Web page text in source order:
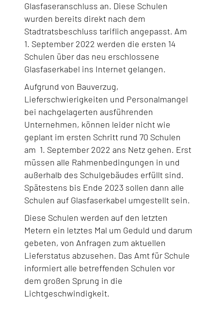
Glasfaseranschluss an. Diese Schulen
wurden bereits direkt nach dem
Stadtratsbeschluss tariflich angepasst. Am
1. September 2022 werden die ersten 14
Schulen über das neu erschlossene
Glasfaserkabel ins Internet gelangen.
Aufgrund von Bauverzug,
Lieferschwierigkeiten und Personalmangel
bei nachgelagerten ausführenden
Unternehmen, können leider nicht wie
geplant im ersten Schritt rund 70 Schulen
am 1. September 2022 ans Netz gehen. Erst
müssen alle Rahmenbedingungen in und
außerhalb des Schulgebäudes erfüllt sind.
Spätestens bis Ende 2023 sollen dann alle
Schulen auf Glasfaserkabel umgestellt sein.
Diese Schulen werden auf den letzten
Metern ein letztes Mal um Geduld und darum
gebeten, von Anfragen zum aktuellen
Lieferstatus abzusehen. Das Amt für Schule
informiert alle betreffenden Schulen vor
dem großen Sprung in die
Lichtgeschwindigkeit.